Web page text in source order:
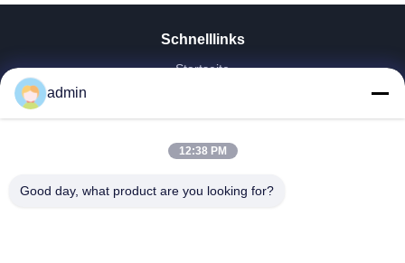
Schnelllinks
Startseite
VR Show
Über Uns
Fabrik Tour
Qualitätskontrolle
admin
12:38 PM
Good day, what product are you looking for?